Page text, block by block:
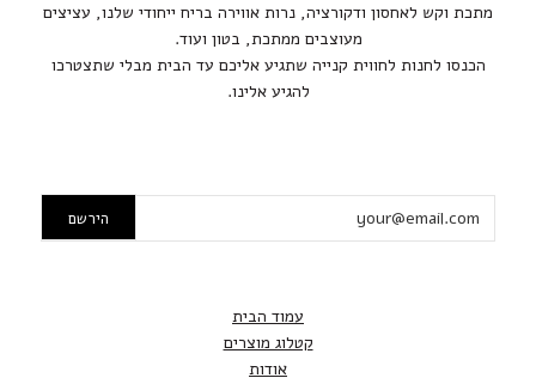
מתכת וקש לאחסון ודקורציה, נרות אווירה בריח ייחודי שלנו, עציצים
מעוצבים ממתכת, בטון ועוד.
הכנסו לחנות לחווית קנייה שתגיע אליכם עד הבית מבלי שתצטרכו
להגיע אלינו.
עמוד הבית
קטלוג מוצרים
אודות